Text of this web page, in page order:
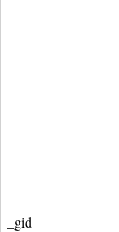
_gid